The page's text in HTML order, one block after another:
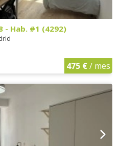
- Hab. #1 (4292)
475 €/ mes